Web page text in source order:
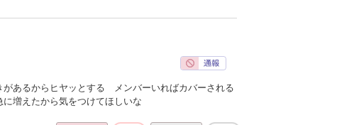
があるからヒヤッとする メンバーいればカバーされる
増えたから気をつけてほしいな